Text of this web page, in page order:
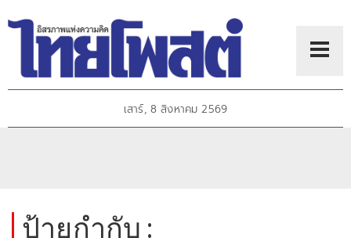
เสาร์, 8 สิงหาคม 2569
ป้ายกำกับ :